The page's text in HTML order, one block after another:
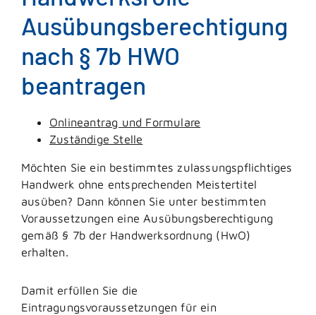
Ausübungsberechtigung
nach § 7b HWO
beantragen
Onlineantrag und Formulare
Zuständige Stelle
Möchten Sie ein bestimmtes zulassungspflichtiges
Handwerk ohne entsprechenden Meistertitel
ausüben? Dann können Sie unter bestimmten
Voraussetzungen eine Ausübungsberechtigung
gemäß § 7b der Handwerksordnung (HwO)
erhalten.
Damit erfüllen Sie die
Eintragungsvoraussetzungen für ein